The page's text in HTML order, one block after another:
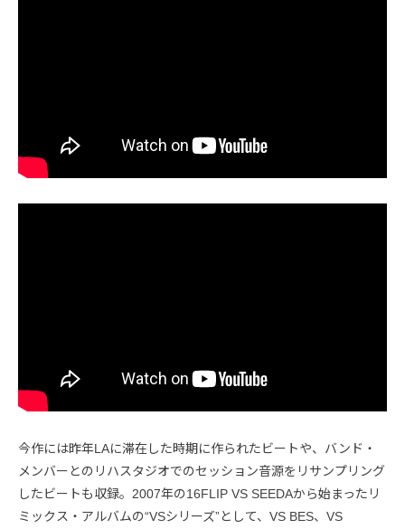
今作には昨年LAに滞在した時期に作られたビートや、バンド・
メンバーとのリハスタジオでのセッション音源をリサンプリング
したビートも収録。2007年の16FLIP VS SEEDAから始まったリ
ミックス・アルバムの“VSシリーズ”として、VS BES、VS